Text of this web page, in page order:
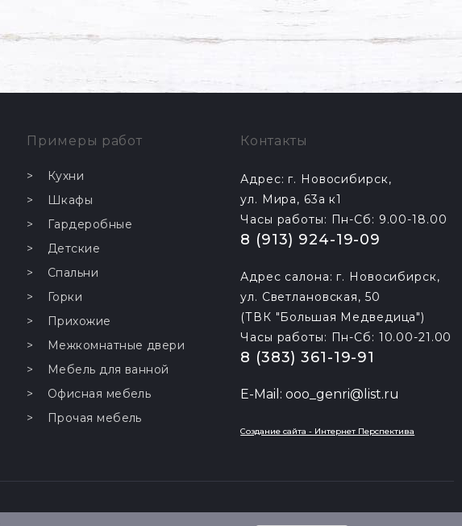
Примеры работ
Кухни
Шкафы
Гардеробные
Детские
Спальни
Горки
Прихожие
Межкомнатные двери
Мебель для ванной
Офисная мебель
Прочая мебель
Контакты
Адрес: г. Новосибирск,
ул. Мира, 63а к1
Часы работы: Пн-Сб: 9.00-18.00
8 (913) 924-19-09
Адрес салона: г. Новосибирск,
ул. Светлановская, 50
(ТВК "Большая Медведица")
Часы работы: Пн-Сб: 10.00-21.00
8 (383) 361-19-91
E-Mail: ooo_genri@list.ru
Создание сайта - Интернет Перспектива